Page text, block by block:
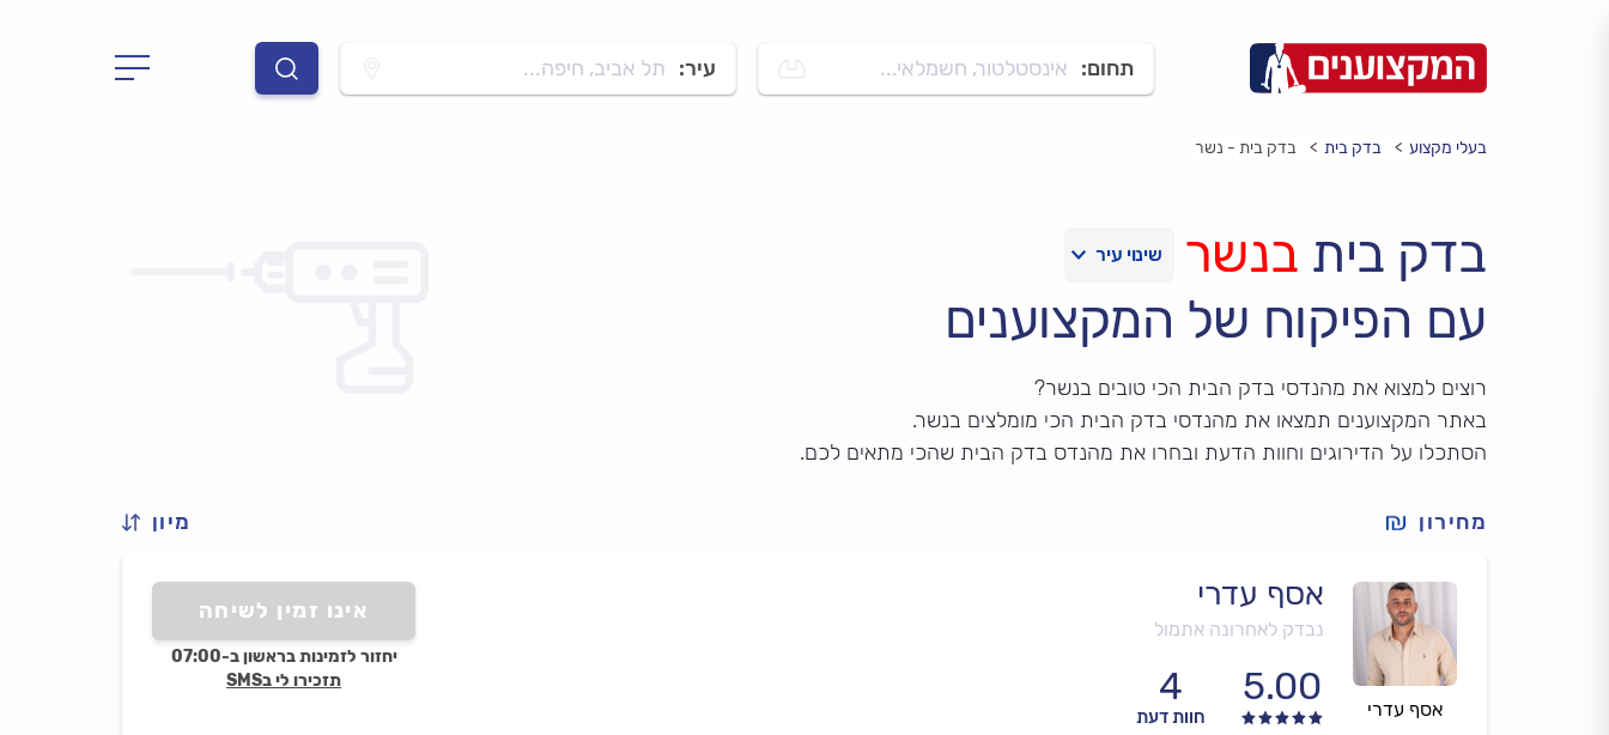
תחום: אינסטלטור, חשמלאי... עיר: תל אביב, חיפה...
בעלי מקצוע בדק בית בדק בית - נשר
בדק בית בנשר
עם הפיקוח של המקצוענים
רוצים למצוא את מהנדסי בדק הבית הכי טובים בנשר?
באתר המקצוענים תמצאו את מהנדסי בדק הבית הכי מומלצים בנשר.
הסתכלו על הדירוגים וחוות הדעת ובחרו את מהנדס בדק הבית שהכי מתאים לכם.
מחירון מיון
אסף עדרי
אסף עדרי
נבדק לאחרונה אתמול
5.00
4
חוות דעת
אינו זמין לשיחה
יחזור לזמינות בראשון ב-07:00
תזכירו לי בSMS